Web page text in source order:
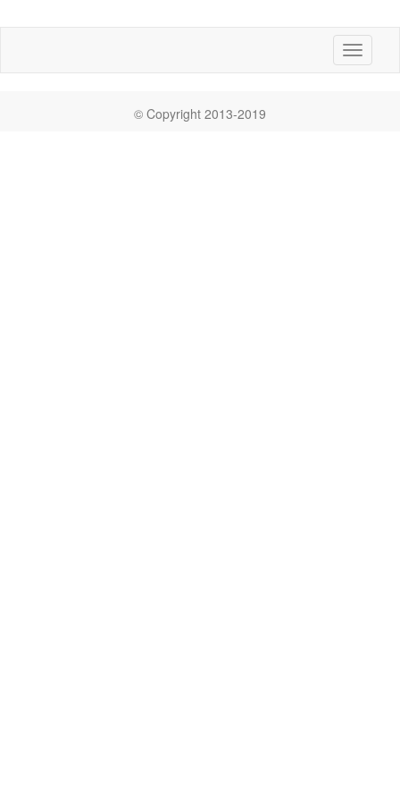
Toggle
© Copyright 2013-2019